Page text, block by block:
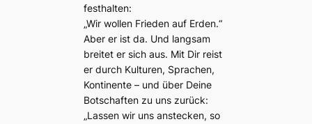
festhalten:
„Wir wollen Frieden auf Erden.“
Aber er ist da. Und langsam
breitet er sich aus. Mit Dir reist
er durch Kulturen, Sprachen,
Kontinente – und über Deine
Botschaften zu uns zurück:
„Lassen wir uns anstecken, so